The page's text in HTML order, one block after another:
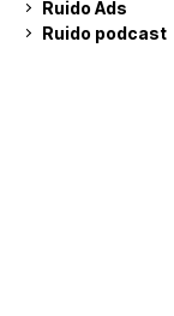
Ruido Ads
Ruido podcast